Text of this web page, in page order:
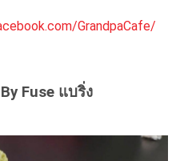
GrandpaCafe/
Fuse แบริ่ง